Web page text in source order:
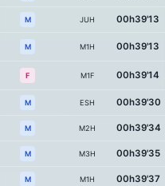
M JUH 00h39'13
M M1H 00h39'13
F M1F 00h39'14
M ESH 00h39'30
M M2H 00h39'34
M M3H 00h39'35
M M1H 00h39'37